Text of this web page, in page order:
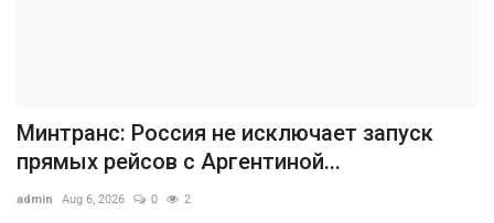
Минтранс: Россия не исключает запуск
прямых рейсов с Аргентиной...
admin Aug 6, 2026 0 2